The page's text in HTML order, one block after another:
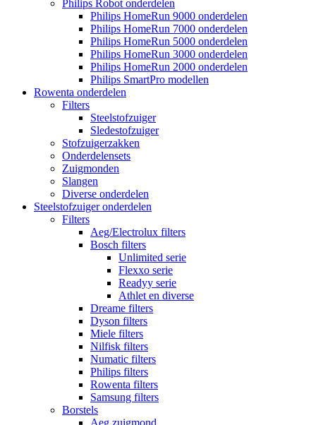
Philips Robot onderdelen
Philips HomeRun 9000 onderdelen
Philips HomeRun 7000 onderdelen
Philips HomeRun 5000 onderdelen
Philips HomeRun 3000 onderdelen
Philips HomeRun 2000 onderdelen
Philips SmartPro modellen
Rowenta onderdelen
Filters
Steelstofzuiger
Sledestofzuiger
Stofzuigerzakken
Onderdelensets
Zuigmonden
Slangen
Diverse onderdelen
Steelstofzuiger onderdelen
Filters
Aeg/Electrolux filters
Bosch filters
Unlimited serie
Flexxo serie
Readyy serie
Athlet en diverse
Dreame filters
Dyson filters
Miele filters
Nilfisk filters
Numatic filters
Philips filters
Rowenta filters
Samsung filters
Borstels